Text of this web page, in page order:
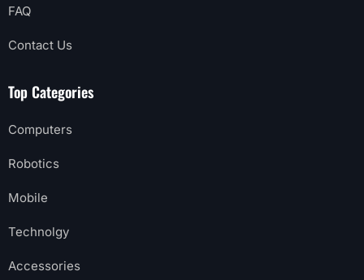
FAQ
Contact Us
Top Categories
Computers
Robotics
Mobile
Technolgy
Accessories